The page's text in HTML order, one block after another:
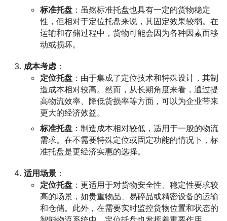
标准托盘 ：虽然标准托盘也具有一定的货物稳定
性，但相对于定位托盘来说，其固定效果较弱。在
运输和存储过程中，货物可能会因为各种因素而移
动或损坏。
成本考虑：
定位托盘 ：由于集成了定位技术和特殊设计，其制
造成本相对较高。然而，从长期角度来看，通过提
高物流效率、降低货损率等方面，可以为企业带来
更大的经济效益。
标准托盘 ：制造成本相对较低，适用于一般的物流
需求。在不需要特殊定位或固定功能的情况下，标
准托盘是更经济实惠的选择。
适用场景 ：
定位托盘 ：更适用于对货物安全性、稳定性要求较
高的场景，如贵重物品、易碎品或精密设备的运输
和仓储。此外，在需要实时监控货物位置和状态的